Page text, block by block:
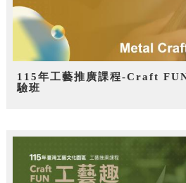
115年工藝推廣課程-Craft
驗班